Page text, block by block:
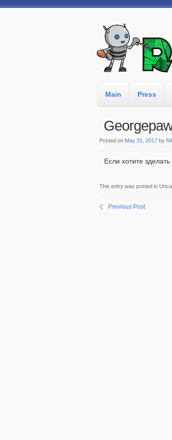
Main Press
Posted on May 31, 2017 by
Если хотите
This entry was posted in
Previous Post